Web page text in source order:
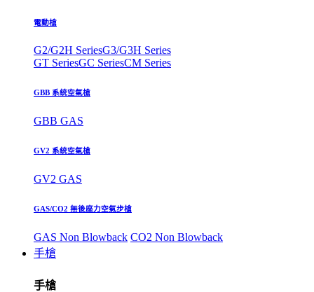
電動槍
G2/G2H SeriesG3/G3H Series
GT SeriesGC SeriesCM Series
GBB 系統空氣槍
GBB GAS
GV2 系統空氣槍
GV2 GAS
GAS/CO2 無後座力空氣步槍
GAS Non Blowback CO2 Non Blowback
手槍
手槍